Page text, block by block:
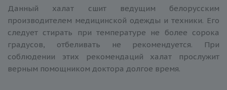
Данный халат сшит ведущим белорусским
производителем медицинской одежды и техники. Его
следует стирать при температуре не более сорока
градусов, отбеливать не рекомендуется. При
соблюдении этих рекомендаций халат прослужит
верным помощником доктора долгое время.